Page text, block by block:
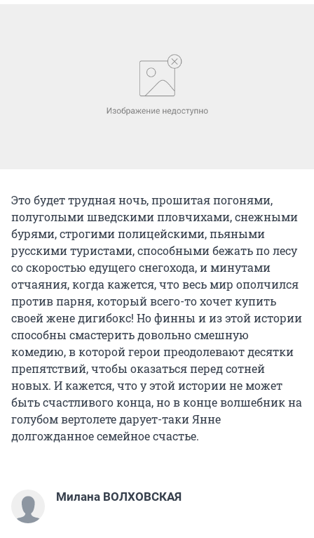
Это будет трудная ночь, прошитая погонями,
полуголыми шведскими пловчихами, снежными
бурями, строгими полицейскими, пьяными
русскими туристами, способными бежать по лесу
со скоростью едущего снегохода, и минутами
отчаяния, когда кажется, что весь мир ополчился
против парня, который всего-то хочет купить
своей жене дигибокс! Но финны и из этой истории
способны смастерить довольно смешную
комедию, в которой герои преодолевают десятки
препятствий, чтобы оказаться перед сотней
новых. И кажется, что у этой истории не может
быть счастливого конца, но в конце волшебник на
голубом вертолете дарует-таки Янне
долгожданное семейное счастье.
Милана ВОЛХОВСКАЯ